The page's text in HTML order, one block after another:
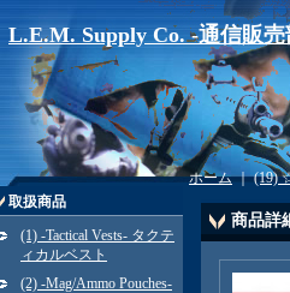
L.E.M. Supply Co. -通信販売
取扱商品
(1) -Tactical Vests- タクテ
ィカルベスト
(2) -Mag/Ammo Pouches-
ホーム｜(19)
商品詳